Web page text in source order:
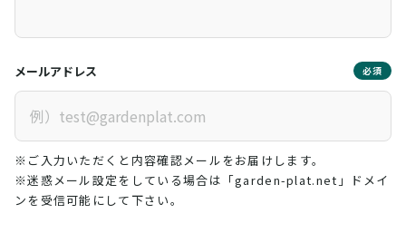
メールアドレス 必須
※ご入力いただくと内容確認メールをお届けします。
※迷惑メール設定をしている場合は「garden-plat.net」ドメイ
ンを受信可能にして下さい。